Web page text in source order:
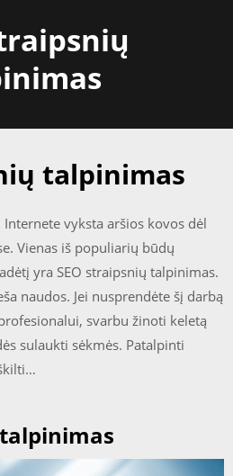
talpinimas
vyksta aršios kovos dėl
Vienas iš populiarių būdų
yra SEO straipsnių talpinimas.
naudos. Jei nusprendėte šį darbą
svarbu žinoti keletą
sulaukti sėkmės. Patalpinti